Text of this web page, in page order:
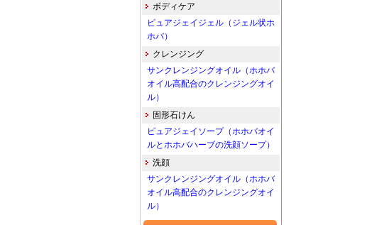
ボディケア
ピュアジェイジェル（ジェル状ホ
ホバ）
クレンジング
サンクレンジングオイル（ホホバ
オイル高配合のクレンジングオイ
ル）
固形石けん
ピュアジェイソープ（ホホバオイ
ルとホホバハーブの洗顔ソープ）
洗顔
サンクレンジングオイル（ホホバ
オイル高配合のクレンジングオイ
ル）